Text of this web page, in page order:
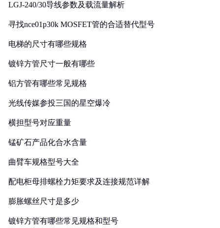
LGJ-240/30导线参数及载流量解析
寻找nce01p30k MOSFET管的合适替代型号
电梯的尺寸有哪些规格
镀锌方管尺寸一般有哪些
铝方管有哪些常见规格
光线传媒参投三国的星空爆冷
横担型号对应重量
锰矿石产品化合水含量
曲臂车规格型号大全
配电柜母排螺栓力矩要求及连接规范详解
膨胀螺丝尺寸是多少
镀锌方管有哪些常见规格和型号